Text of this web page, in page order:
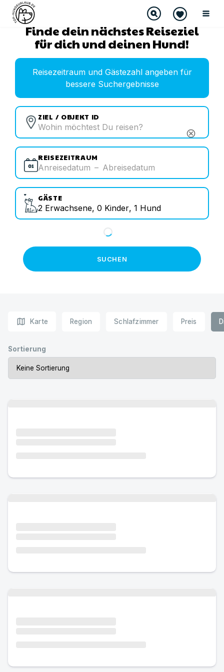
Finde dein nächstes Reiseziel
für dich und deinen Hund!
Reisezeitraum und Gästezahl angeben für
bessere Suchergebnisse
ZIEL / OBJEKT ID
cancel
REISEZEITRAUM
Anreisedatum – Abreisedatum
GÄSTE
2 Erwachsene, 0 Kinder, 1 Hund
SUCHEN
map Karte Region Schlafzimmer Preis
Sortierung